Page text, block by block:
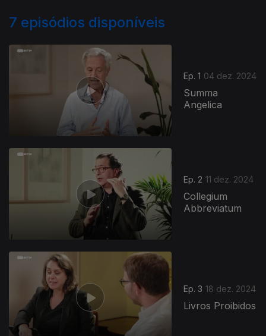
7 episódios disponíveis
Ep. 1 04 dez. 2024
Summa
Angelica
Ep. 2 11 dez. 2024
Collegium
Abbreviatum
Ep. 3 18 dez. 2024
Livros Proibidos